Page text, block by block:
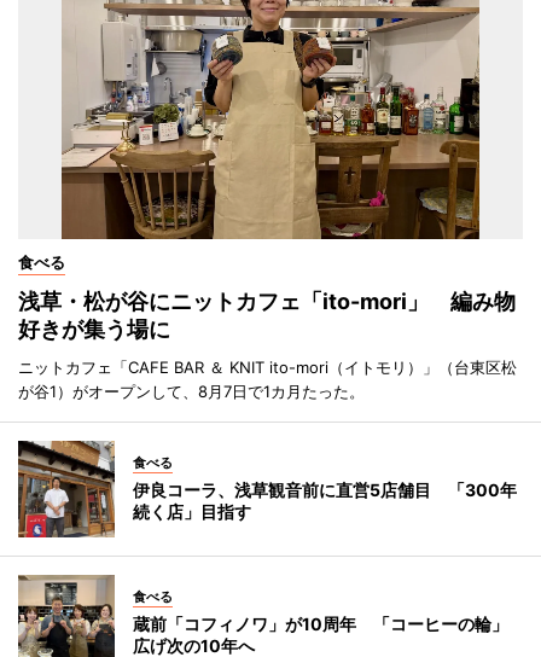
食べる
浅草・松が谷にニットカフェ「ito-mori」 編み物
好きが集う場に
ニットカフェ「CAFE BAR ＆ KNIT ito-mori（イトモリ）」（台東区松
が谷1）がオープンして、8月7日で1カ月たった。
食べる
伊良コーラ、浅草観音前に直営5店舗目 「300年
続く店」目指す
食べる
蔵前「コフィノワ」が10周年 「コーヒーの輪」
広げ次の10年へ